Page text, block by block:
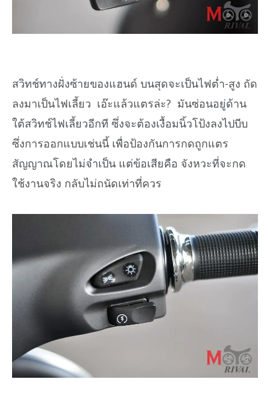
สวิทช์ทางฝั่งซ้ายของแฮนด์ บนสุดจะเป็นไฟต่ำ-สูง ถัด
ลงมาเป็นไฟเลี้ยว เอ๊ะแล้วแตรล่ะ? มันซ่อนอยู่ด้าน
ใต้สวิทช์ไฟเลี้ยวอีกที ซึ่งจะต้องเงื้อมนิ้วโป้งลงไปบีบ
ซึ่งการออกแบบเช่นนี้ เพื่อป้องกันการกดถูกแตร
สัญญาณโดยไม่จำเป็น แต่ข้อเสียคือ จังหวะที่จะกด
ใช้งานจริง กลับไม่ถนัดเท่าที่ควร